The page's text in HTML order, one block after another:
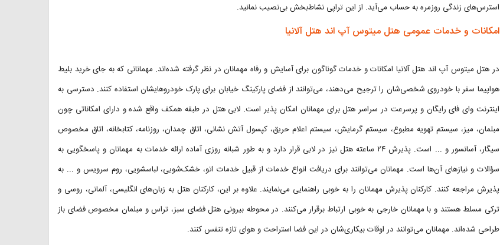
استرس‌های زندگی روزمره به حساب می‌آید. از این تراپی نشاط‌بخش بی‌نصیب نمانید.
امکانات و خدمات عمومی هتل میتوس آپ اند هتل آلانیا
در هتل میتوس آپ اند هتل آلانیا امکانات و خدمات گوناگون برای آسایش و رفاه مهمانان در نظر گرفته شده‌اند. مهمانانی که به جای خرید بلیط
هواپیما سفر با خودروی شخصی‌شان را ترجیح می‌دهند، می‌توانند از فضای پارکینگ خیابان برای پارک خودروهایشان استفاده کنند. دسترسی به
اینترنت وای فای رایگان و پرسرعت در سراسر هتل برای مهمانان امکان پذیر است. لابی هتل در طبقه همکف واقع شده و دارای امکاناتی چون
مبلمان، میز، سیستم تهویه مطبوع، سیستم گرمایش، سیستم اعلام حریق، کپسول آتش نشانی، اتاق چمدان، روزنامه، کتابخانه، اتاق مخصوص
سیگار، آسانسور و ... است. پذیرش ۲۴ ساعته هتل نیز در لابی قرار دارد و به طور شبانه روزی آماده ارائه خدمات به مهمانان و پاسخگویی به
سؤالات و نیازهای آن‌ها است. مهمانان می‌توانند برای دریافت انواع خدمات از قبیل خدمات اتو، خشک‌شویی، لباسشویی، روم سرویس و ... به
پذیرش مراجعه کنند. کارکنان پذیرش مهمانان را به خوبی راهنمایی می‌نمایند. علاوه بر این، کارکنان هتل به زبان‌های انگلیسی، آلمانی، روسی و
ترکی مسلط هستند و با مهمانان خارجی به خوبی ارتباط برقرار می‌کنند. در محوطه بیرونی هتل فضای سبز، تراس و مبلمان مخصوص فضای باز
طراحی شده‌اند. مهمانان می‌توانند در اوقات بیکاری‌شان در این فضا استراحت و هوای تازه تنفس کنند.